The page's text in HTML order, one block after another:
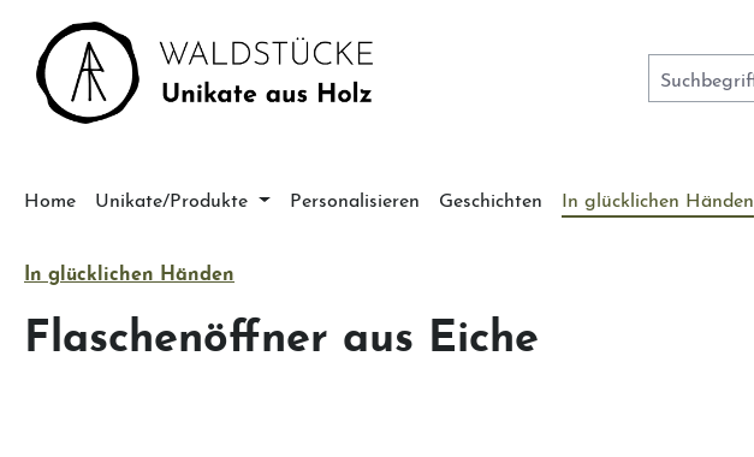
Hauptinhalt springen
Zur Suche springen
Zur Hauptnavigation springen
Home Unikate/Produkte Personalisieren Geschichten In glücklichen Händen
In glücklichen Händen
Flaschenöffner aus Eiche